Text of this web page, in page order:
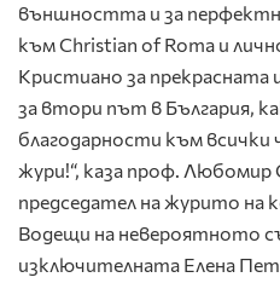
външността и за
към Christian of Roma и
Кристиано за прекрасната
за втори път в България,
благодарности към всички
жури!“, каза проф.
председател на журито на
Водещи на невероятното
изключителната Елена